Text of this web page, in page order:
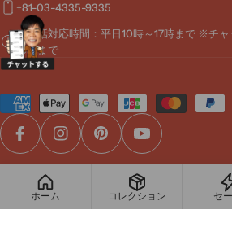
+81-03-4335-9335
※電話対応時間：平日10時～17時まで ※チャ
19時まで
支
払
い
方
FacebookInstagramPinterest YouTube
© 2026MetaMall
ホーム コレクション セ